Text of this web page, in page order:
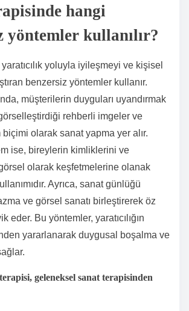
hangi
yöntemler kullanılır?
yoluyla iyileşmeyi ve kişisel
benzersiz yöntemler kullanır.
müşterilerin duyguları uyandırmak
rehberli imgeler ve
olarak sanat yapma yer alır.
ise, bireylerin kimliklerini ve
olarak keşfetmelerine olanak
Ayrıca, sanat günlüğü
ve görsel sanatı birleştirerek öz
eder. Bu yöntemler, yaratıcılığın
yararlanarak duygusal boşalma ve
geleneksel sanat terapisinden